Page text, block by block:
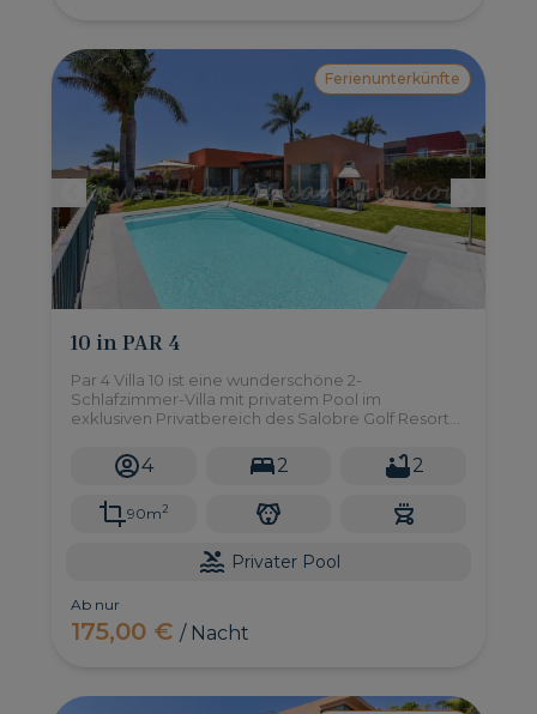
Ferienunterkünfte
10 in PAR 4
Par 4 Villa 10 ist eine wunderschöne 2-
Schlafzimmer-Villa mit privatem Pool im
exklusiven Privatbereich des Salobre Golf Resort
4 2 2
90m2
Privater Pool
Ab nur
175,00 €/ Nacht